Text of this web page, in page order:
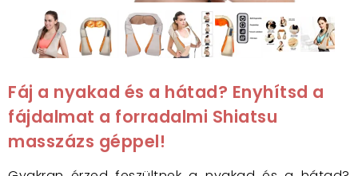
Fáj a nyakad és a hátad? Enyhítsd a
fájdalmat a forradalmi Shiatsu
masszázs géppel!